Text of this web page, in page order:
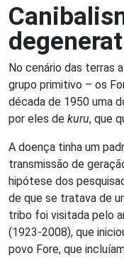
No cenário das terras
grupo primitivo – os
década de 1950 uma
por eles de kuru, que
A doença tinha um
transmissão de
hipótese dos
de que se tratava de
tribo foi visitada pelo
(1923-2008), que
povo Fore, que